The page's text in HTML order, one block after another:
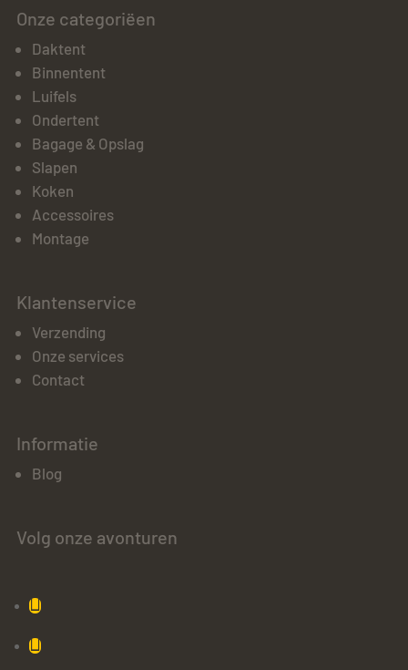
Onze categoriëen
Daktent
Binnentent
Luifels
Ondertent
Bagage & Opslag
Slapen
Koken
Accessoires
Montage
Klantenservice
Verzending
Onze services
Contact
Informatie
Blog
Volg onze avonturen